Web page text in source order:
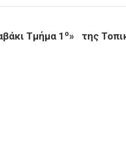
Τμήμα 1 ο» της
«Καναβάκι Τμήμα